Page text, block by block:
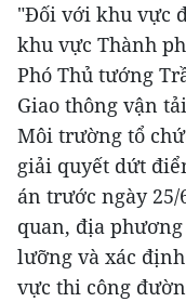
"Đối với khu vực
khu vực Thành
Phó Thủ tướng
Giao thông vận
Môi trường tổ
giải quyết dứt
án trước ngày 25/
quan, địa
lưỡng và xác
vực thi công